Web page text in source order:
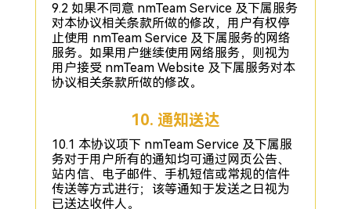
9.2 如果不同意 nmTeam Service 及下属服务
对本协议相关条款所做的修改，用户有权停
止使用 nmTeam Service 及下属服务的网络
服务。如果用户继续使用网络服务，则视为
用户接受 nmTeam Website 及下属服务对本
协议相关条款所做的修改。
10. 通知送达
10.1 本协议项下 nmTeam Service 及下属服
务对于用户所有的通知均可通过网页公告、
站内信、电子邮件、手机短信或常规的信件
传送等方式进行；该等通知于发送之日视为
已送达收件人。